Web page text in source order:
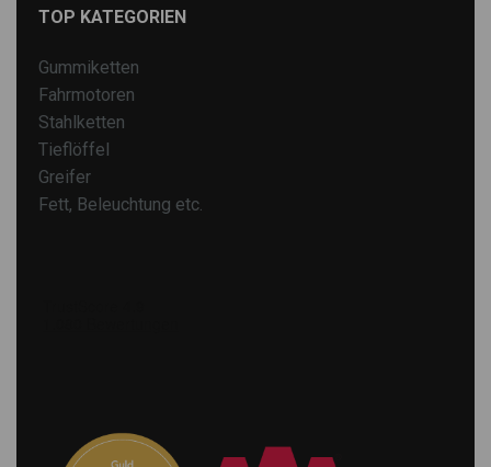
TOP KATEGORIEN
Gummiketten
Fahrmotoren
Stahlketten
Tieflöffel
Greifer
Fett, Beleuchtung etc.